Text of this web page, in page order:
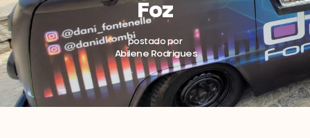
Foz
postado por
Abilene Rodrigues